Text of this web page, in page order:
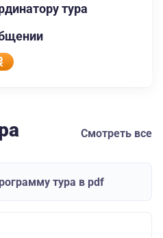
тура
Смотреть все
тура в pdf